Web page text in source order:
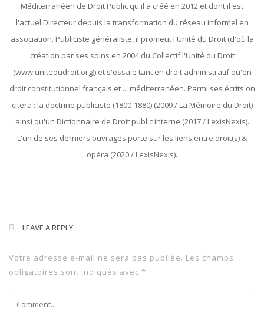
Méditerranéen de Droit Public qu'il a créé en 2012 et dont il est
l'actuel Directeur depuis la transformation du réseau informel en
association. Publiciste généraliste, il promeut l'Unité du Droit (d'où la
création par ses soins en 2004 du Collectif l'Unité du Droit
(www.unitedudroit.org)) et s'essaie tant en droit administratif qu'en
droit constitutionnel français et ... méditerranéen. Parmi ses écrits on
citera : la doctrine publiciste (1800-1880) (2009 / La Mémoire du Droit)
ainsi qu'un Dictionnaire de Droit public interne (2017 / LexisNexis).
L'un de ses derniers ouvrages porte sur les liens entre droit(s) &
opéra (2020 / LexisNexis).
LEAVE A REPLY
Votre adresse e-mail ne sera pas publiée. Les champs
obligatoires sont indiqués avec *